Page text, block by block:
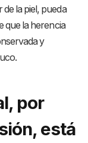
la piel, pueda
que la herencia
y
por
está